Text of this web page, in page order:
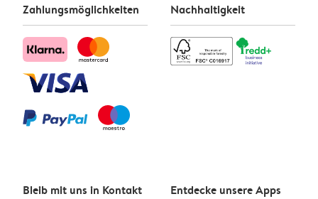
Zahlungsmöglichkeiten Nachhaltigkeit
Bleib mit uns in Kontakt Entdecke unsere Apps